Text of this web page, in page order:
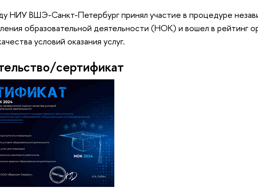
НИУ ВШЭ-Санкт-Петербург принял участие в процедуре
образовательной деятельности (НОК) и вошел в рейтинг
условий оказания услуг.
сертификат